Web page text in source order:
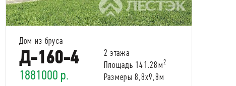
Дом из бруса
Д-160-4
1881000 р.
2 этажа
Площадь 141.28м2
Размеры 8,8х9,8м